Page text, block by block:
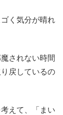
く気分が晴れ
されない時間
戻しているの
えて、「まい